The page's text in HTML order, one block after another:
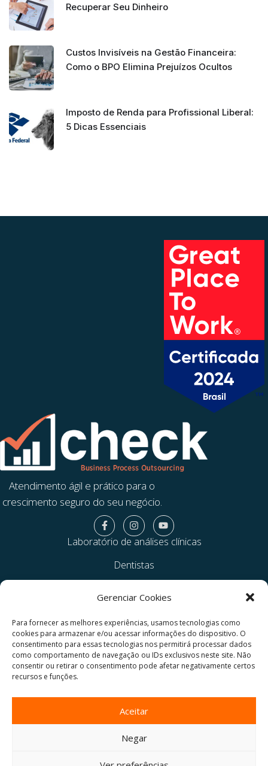
Gerenciar Cookies
Para fornecer as melhores experiências, usamos tecnologias como
cookies para armazenar e/ou acessar informações do dispositivo. O
consentimento para essas tecnologias nos permitirá processar dados
como comportamento de navegação ou IDs exclusivos neste site. Não
consentir ou retirar o consentimento pode afetar negativamente certos
recursos e funções.
Aceitar
Negar
Recuperar Seu Dinheiro
Custos Invisíveis na Gestão Financeira:
Como o BPO Elimina Prejuízos Ocultos
Imposto de Renda para Profissional Liberal:
5 Dicas Essenciais
Atendimento ágil e prático para o
crescimento seguro do seu negócio.
Laboratório de análises clínicas
Dentistas
Prestadores de serviço
Gestão Financeira
Recife/PE - 51.110-160 | Empresarial RioMar Trade Center
(81) 98918-7777